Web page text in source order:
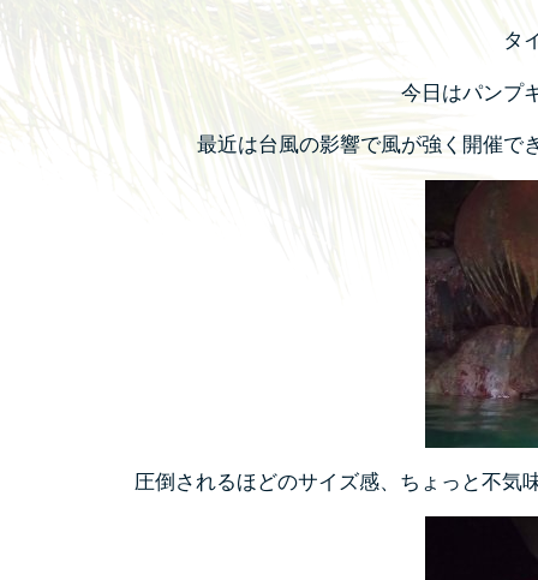
タ
今日はパンプ
最近は台風の影響で風が強く開催で
圧倒されるほどのサイズ感、 ちょっと不気